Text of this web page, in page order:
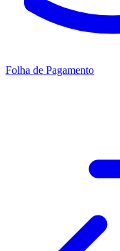
Folha de Pagamento